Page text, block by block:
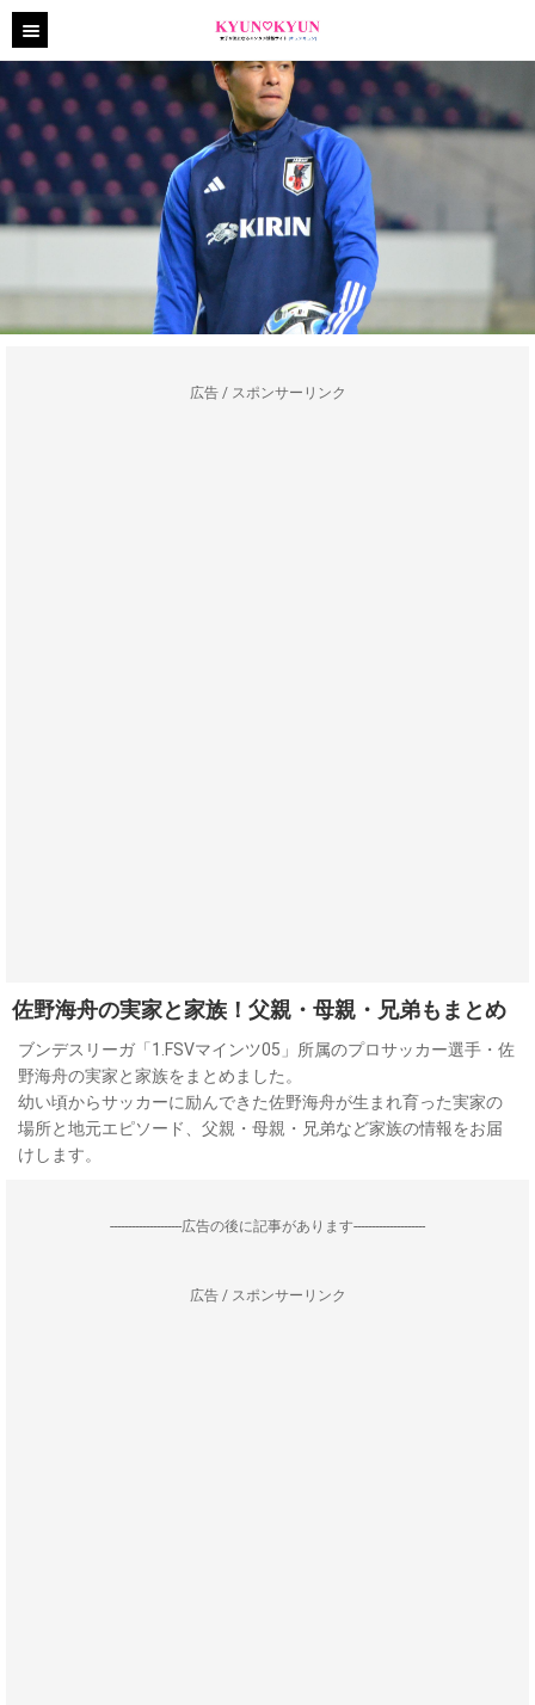
広告 / スポンサーリンク
佐野海舟の実家と家族！父親・母親・兄弟もまとめ
ブンデスリーガ「1.FSVマインツ05」所属のプロサッカー選手・佐
野海舟の実家と家族をまとめました。
幼い頃からサッカーに励んできた佐野海舟が生まれ育った実家の
場所と地元エピソード、父親・母親・兄弟など家族の情報をお届
けします。
--------------------広告の後に記事があります--------------------
広告 / スポンサーリンク